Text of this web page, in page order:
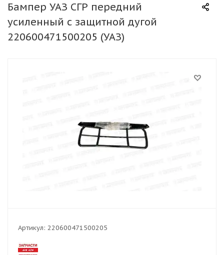
Бампер УАЗ СГР передний
усиленный с защитной дугой
220600471500205 (УАЗ)
Артикул: 220600471500205